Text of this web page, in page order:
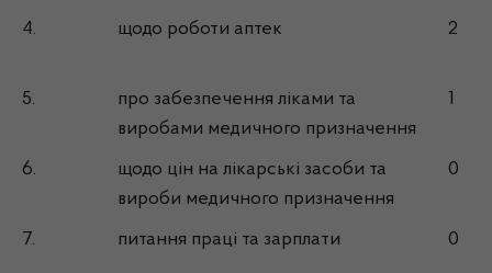
4. щодо роботи аптек 2
5.
про забезпечення ліками та
виробами медичного призначення
1
6.
щодо цін на лікарські засоби та
вироби медичного призначення
0
7. питання праці та зарплати 0